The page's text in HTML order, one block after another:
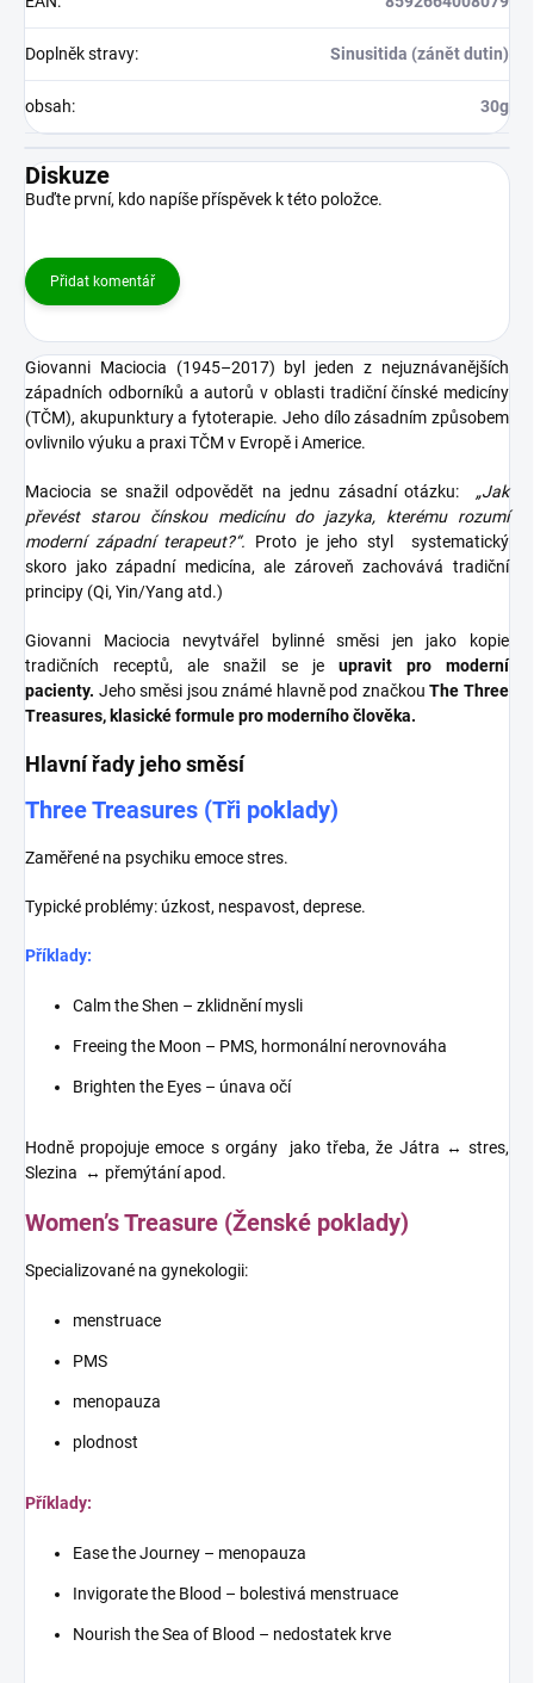
Doplněk stravy: Sinusitida (zánět dutin)
obsah: 30g
Diskuze
Buďte první, kdo napíše příspěvek k této položce.
Přidat komentář
Giovanni Maciocia (1945–2017) byl jeden z nejuznávanějších
západních odborníků a autorů v oblasti tradiční čínské medicíny
(TČM), akupunktury a fytoterapie. Jeho dílo zásadním způsobem
ovlivnilo výuku a praxi TČM v Evropě i Americe.
Maciocia se snažil odpovědět na jednu zásadní otázku: „Jak
převést starou čínskou medicínu do jazyka, kterému rozumí
moderní západní terapeut?“. Proto je jeho styl systematický
skoro jako západní medicína, ale zároveň zachovává tradiční
principy (Qi, Yin/Yang atd.)
Giovanni Maciocia nevytvářel bylinné směsi jen jako kopie
tradičních receptů, ale snažil se je upravit pro moderní
pacienty. Jeho směsi jsou známé hlavně pod značkouThe Three
Treasures, klasické formule pro moderního člověka.
Hlavní řady jeho směsí
Three Treasures (Tři poklady)
Zaměřené na psychiku emoce stres.
Typické problémy: úzkost, nespavost, deprese.
Příklady:
Calm the Shen – zklidnění mysli
Freeing the Moon – PMS, hormonální nerovnováha
Brighten the Eyes – únava očí
Hodně propojuje emoce s orgány jako třeba, že Játra ↔ stres,
Slezina ↔ přemýtání apod.
Women’s Treasure (Ženské poklady)
Specializované na gynekologii:
menstruace
PMS
menopauza
plodnost
Příklady:
Ease the Journey – menopauza
Invigorate the Blood – bolestivá menstruace
Nourish the Sea of Blood – nedostatek krve